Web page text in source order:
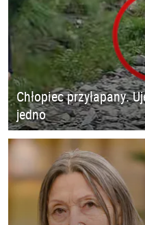
Chłopiec przyłapany.
jedno